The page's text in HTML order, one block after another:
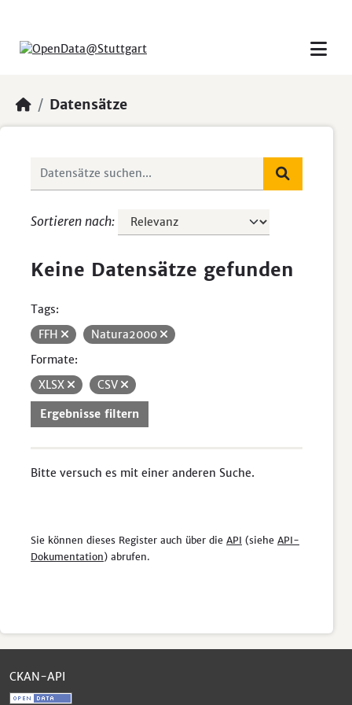
Datensätze
Sortieren nach
Keine Datensätze gefunden
Tags:
FFH
Natura2000
Formate:
XLSX
CSV
Ergebnisse filtern
Bitte versuch es mit einer anderen Suche.
Sie können dieses Register auch über die API (siehe API-
Dokumentation) abrufen.
CKAN-API